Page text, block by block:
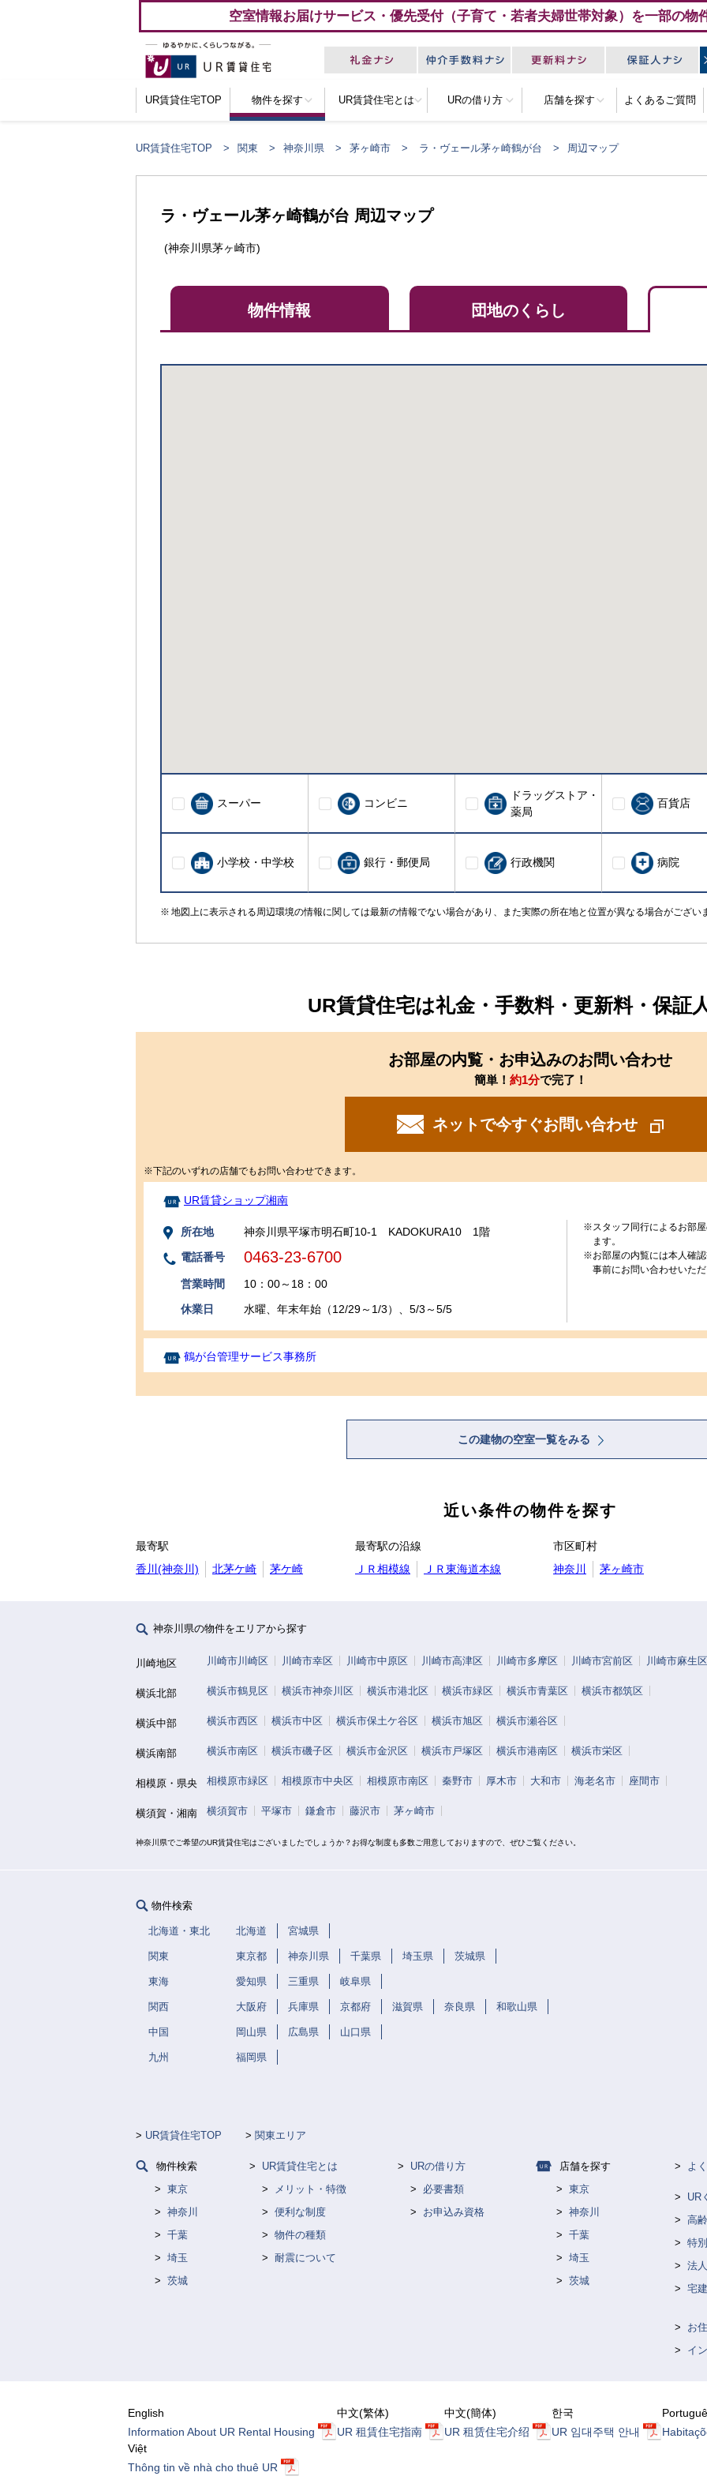
空室情報お届けサービス・優先受付（子育て・若者夫婦世帯対象）を一部の物
UR賃貸住宅TOP 物件を探す UR賃貸住宅とは URの借り方 店舗を探す よくあるご質問
UR賃貸住宅TOP 関東 神奈川県 茅ヶ崎市 ラ・ヴェール茅ヶ崎鶴が台 周辺マップ
ラ・ヴェール茅ヶ崎鶴が台 周辺マップ
(神奈川県茅ヶ崎市)
物件情報 団地のくらし
スーパー コンビニ
ドラッグストア・
薬局
百貨店
小学校・中学校 銀行・郵便局 行政機関 病院
地図上に表示される周辺環境の情報に関しては最新の情報でない場合があり、また実際の所在地と位置が異なる場合がござい
UR賃貸住宅は礼金・手数料・更新料・保証
お部屋の内覧・お申込みのお問い合わせ
簡単！ 約1分で完了！
ネットで今すぐお問い合わせ
※下記のいずれの店舗でもお問い合わせできます。
UR賃貸ショップ湘南
所在地
神奈川県平塚市明石町10-1 KADOKURA10 1階
電話番号
0463-23-6700
営業時間
10：00～18：00
休業日
水曜、年末年始（12/29～1/3）、5/3～5/5
※スタッフ同行によるお部
ます。
※お部屋の内覧には本人確
事前にお問い合わせいた
鶴が台管理サービス事務所
この建物の空室一覧をみる
近い条件の物件を探す
最寄駅
香川(神奈川)
北茅ケ崎 茅ケ崎
最寄駅の沿線
ＪＲ相模線
ＪＲ東海道本線
市区町村
神奈川
茅ヶ崎市
神奈川県の物件をエリアから探す
川崎地区 川崎市川崎区 川崎市幸区 川崎市中原区 川崎市高津区 川崎市多摩区 川崎市宮前区 川崎市麻生区
横浜北部 横浜市鶴見区 横浜市神奈川区 横浜市港北区 横浜市緑区 横浜市青葉区 横浜市都筑区
横浜中部 横浜市西区 横浜市中区 横浜市保土ケ谷区 横浜市旭区 横浜市瀬谷区
横浜南部 横浜市南区 横浜市磯子区 横浜市金沢区 横浜市戸塚区 横浜市港南区 横浜市栄区
相模原・県央 相模原市緑区 相模原市中央区 相模原市南区 秦野市 厚木市 大和市 海老名市 座間市
横須賀・湘南 横須賀市 平塚市 鎌倉市 藤沢市 茅ヶ崎市
神奈川県でご希望のUR賃貸住宅はございましたでしょうか？お得な制度も多数ご用意しておりますので、ぜひご覧ください。
物件検索
北海道・東北 北海道 宮城県
関東 東京都 神奈川県 千葉県 埼玉県 茨城県
東海 愛知県 三重県 岐阜県
関西 大阪府 兵庫県 京都府 滋賀県 奈良県 和歌山県
中国 岡山県 広島県 山口県
九州 福岡県
UR賃貸住宅TOP 関東エリア
物件検索
東京
神奈川
千葉
埼玉
茨城
UR賃貸住宅とは
メリット・特徴
便利な制度
物件の種類
耐震について
URの借り方
必要書類
お申込み資格
店舗を探す
東京
神奈川
千葉
埼玉
茨城
よ
UR
高
特
法
宅
お
イ
English
Information About UR Rental Housing
中文(繁体)
UR 租賃住宅指南
中文(簡体)
UR 租赁住宅介绍
한국
UR 임대주택 안내
Việt
Thông tin về nhà cho thuê UR